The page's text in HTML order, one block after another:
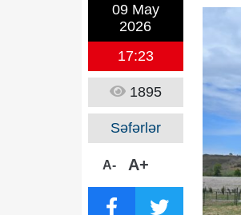
09 May
2026
17:23
1895
Səfərlər
A- A+